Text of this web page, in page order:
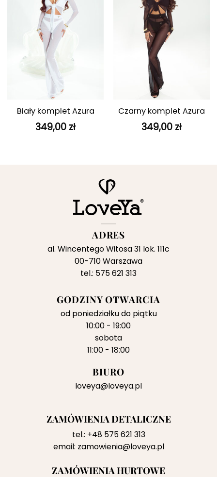
Biały komplet Azura
349,00 zł
Czarny komplet Azura
349,00 zł
ADRES
al. Wincentego Witosa 31 lok. 111c
00-710 Warszawa
tel.: 575 621 313
GODZINY OTWARCIA
od poniedziałku do piątku
10:00 - 19:00
sobota
11:00 - 18:00
BIURO
loveya@loveya.pl
ZAMÓWIENIA DETALICZNE
tel.: +48 575 621 313
email: zamowienia@loveya.pl
ZAMÓWIENIA HURTOWE